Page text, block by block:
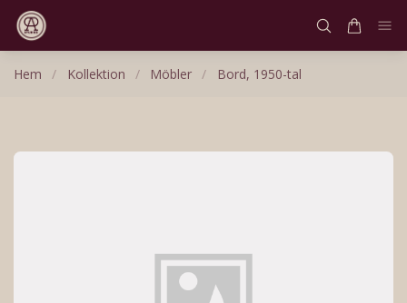
Hem / Kollektion / Möbler / Bord, 1950-tal